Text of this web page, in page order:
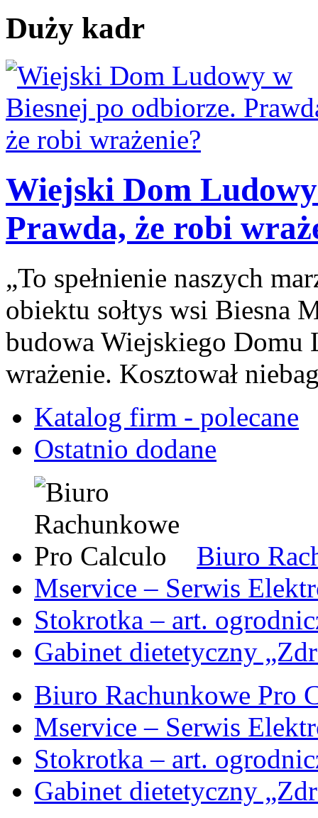
Duży kadr
Wiejski Dom
Prawda, że robi
„To spełnienie naszych
obiektu sołtys wsi Biesna
budowa Wiejskiego Domu
wrażenie. Kosztował
Katalog firm - polecane
Ostatnio dodane
Biuro
Mservice – Serwis
Stokrotka – art.
Gabinet dietetyczny
Biuro Rachunkowe Pro
Mservice – Serwis
Stokrotka – art.
Gabinet dietetyczny